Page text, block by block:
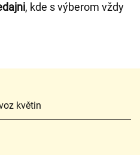
, kde s výberom vždy
květin